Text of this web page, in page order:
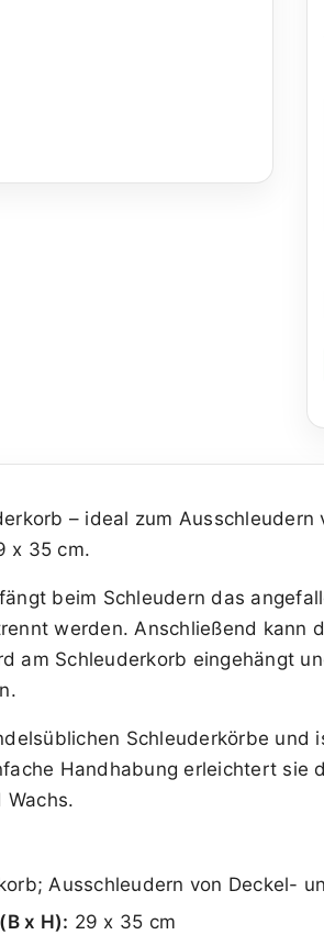
– ideal zum
x 35 cm.
beim Schleudern das
werden. Anschließend kann
am Schleuderkorb eingehängt
Schleuderkörbe
Handhabung erleichtert
Wachs.
Ausschleudern von Deckel-
x H): 29 x 35 cm